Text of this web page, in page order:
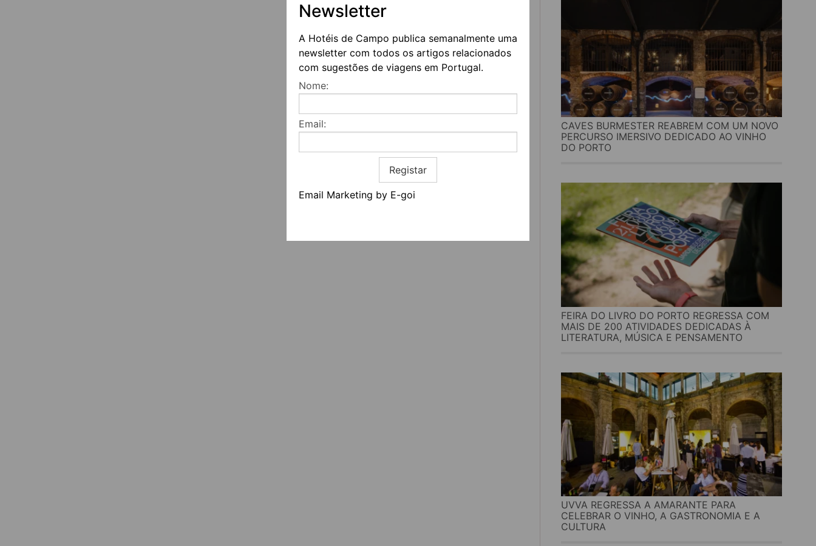
Newsletter
A Hotéis de Campo publica semanalmente uma
newsletter com todos os artigos relacionados
com sugestões de viagens em Portugal.
Nome:
Email:
Registar
Email Marketing by E-goi
CAVES BURMESTER REABREM COM UM NOVO
PERCURSO IMERSIVO DEDICADO AO VINHO
DO PORTO
FEIRA DO LIVRO DO PORTO REGRESSA COM
MAIS DE 200 ATIVIDADES DEDICADAS À
LITERATURA, MÚSICA E PENSAMENTO
UVVA REGRESSA A AMARANTE PARA
CELEBRAR O VINHO, A GASTRONOMIA E A
CULTURA
REDES SOCIAIS
Quem somos
Termos e condições
Informação geral